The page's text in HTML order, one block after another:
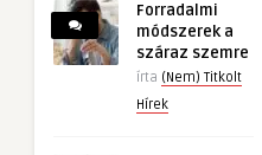
Forradalmi
módszerek a
száraz szemre
írta (Nem) Titkolt
Hírek